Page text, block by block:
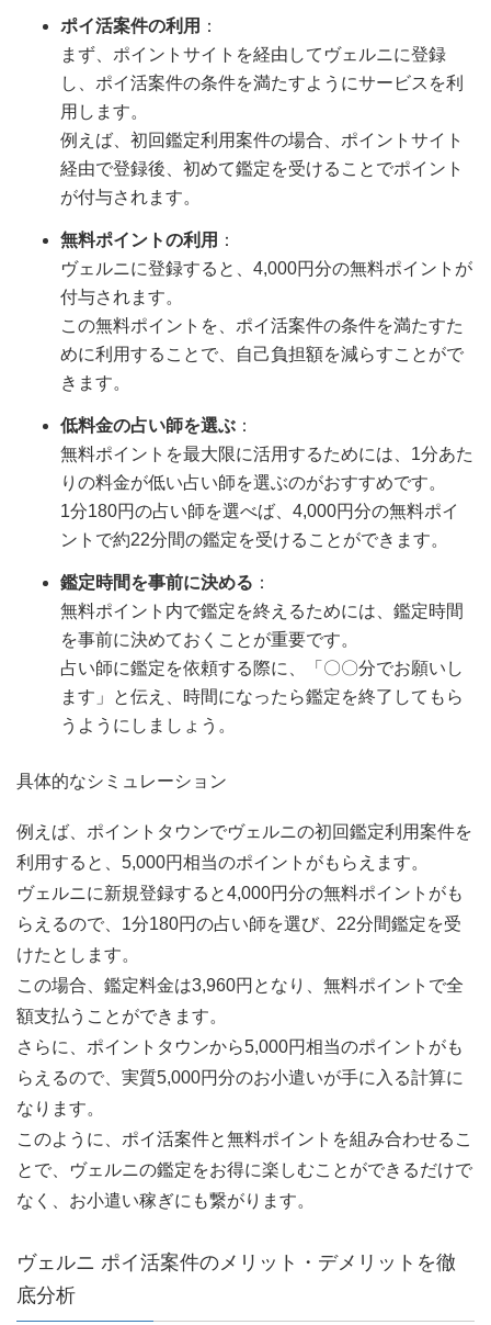
ポイ活案件の利用 ：
まず、ポイントサイトを経由してヴェルニに登録
し、ポイ活案件の条件を満たすようにサービスを利
用します。
例えば、初回鑑定利用案件の場合、ポイントサイト
経由で登録後、初めて鑑定を受けることでポイント
が付与されます。
無料ポイントの利用 ：
ヴェルニに登録すると、4,000円分の無料ポイントが
付与されます。
この無料ポイントを、ポイ活案件の条件を満たすた
めに利用することで、自己負担額を減らすことがで
きます。
低料金の占い師を選ぶ ：
無料ポイントを最大限に活用するためには、1分あた
りの料金が低い占い師を選ぶのがおすすめです。
1分180円の占い師を選べば、4,000円分の無料ポイ
ントで約22分間の鑑定を受けることができます。
鑑定時間を事前に決める ：
無料ポイント内で鑑定を終えるためには、鑑定時間
を事前に決めておくことが重要です。
占い師に鑑定を依頼する際に、「〇〇分でお願いし
ます」と伝え、時間になったら鑑定を終了してもら
うようにしましょう。
具体的なシミュレーション
例えば、ポイントタウンでヴェルニの初回鑑定利用案件を
利用すると、5,000円相当のポイントがもらえます。
ヴェルニに新規登録すると4,000円分の無料ポイントがも
らえるので、1分180円の占い師を選び、22分間鑑定を受
けたとします。
この場合、鑑定料金は3,960円となり、無料ポイントで全
額支払うことができます。
さらに、ポイントタウンから5,000円相当のポイントがも
らえるので、実質5,000円分のお小遣いが手に入る計算に
なります。
このように、ポイ活案件と無料ポイントを組み合わせるこ
とで、ヴェルニの鑑定をお得に楽しむことができるだけで
なく、お小遣い稼ぎにも繋がります。
ヴェルニ ポイ活案件のメリット・デメリットを徹
底分析